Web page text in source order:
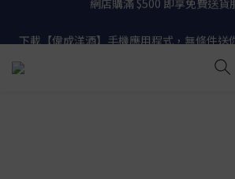
網店購滿 $500 即享免費送貨
🎉
網店購滿 $500 即享免費送貨